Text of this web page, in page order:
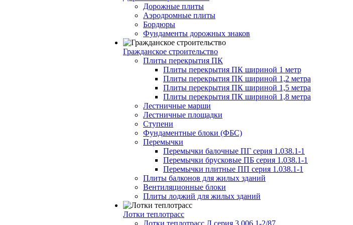
Дорожные плиты
Аэродромные плиты
Бордюры
Фундаменты дорожных знаков
Гражданское строительство
Плиты перекрытия ПК
Плиты перекрытия ПК шириной 1 метр
Плиты перекрытия ПК шириной 1,2 метра
Плиты перекрытия ПК шириной 1,5 метра
Плиты перекрытия ПК шириной 1,8 метра
Лестничные марши
Лестничные площадки
Ступени
Фундаментные блоки (ФБС)
Перемычки
Перемычки балочные ПГ серия 1.038.1-1
Перемычки брусковые ПБ серия 1.038.1-1
Перемычки плитные ПП серия 1.038.1-1
Плиты балконов для жилых зданий
Вентиляционные блоки
Плиты лоджий для жилых зданий
Лотки теплотрасс
Лотки теплотрасс Л серия 3.006.1-2/87